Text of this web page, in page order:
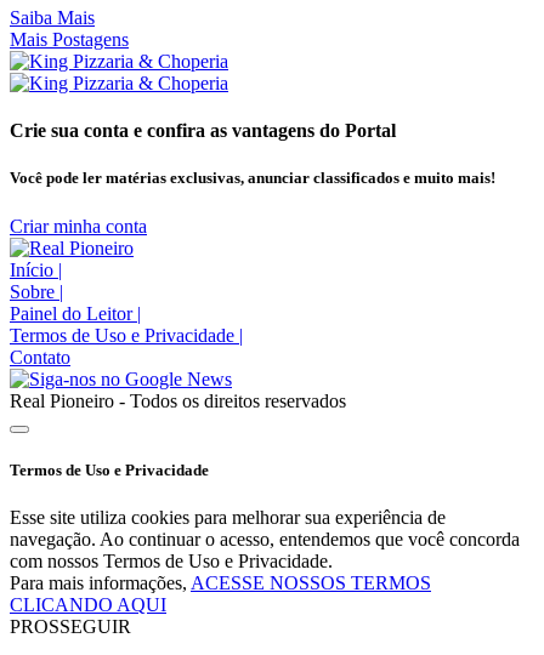
Saiba Mais
Mais Postagens
Crie sua conta e confira as vantagens do Portal
Você pode ler matérias exclusivas, anunciar classificados e muito mais!
Criar minha conta
Início |
Sobre |
Painel do Leitor |
Termos de Uso e Privacidade |
Contato
Real Pioneiro - Todos os direitos reservados
Termos de Uso e Privacidade
Esse site utiliza cookies para melhorar sua experiência de
navegação. Ao continuar o acesso, entendemos que você concorda
com nossos Termos de Uso e Privacidade.
Para mais informações, ACESSE NOSSOS TERMOS
CLICANDO AQUI
PROSSEGUIR